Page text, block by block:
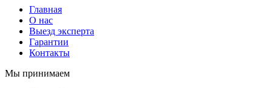
Главная
О нас
Выезд эксперта
Гарантии
Контакты
Мы принимаем